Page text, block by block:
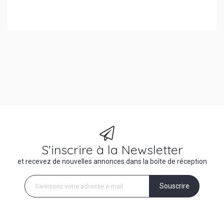
S'inscrire à la Newsletter
et recevez de nouvelles annonces dans la boîte de réception
Souscrire